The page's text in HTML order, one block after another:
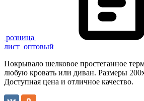
розница
лист оптовый
Покрывало шелковое простеганное
любую кровать или диван. Размеры
Доступная цена и отличное качество.